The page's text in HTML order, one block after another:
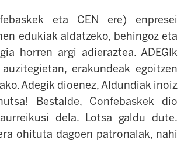
eta CEN ere) enpresei
edukiak aldatzeko, behingoz eta
horren argi adieraztea. ADEGIk
erakundeak egoitzen
Adegik dioenez, Aldundiak inoiz
Bestalde, Confebaskek dio
dela. Lotsa galdu dute.
ohituta dagoen patronalak, nahi